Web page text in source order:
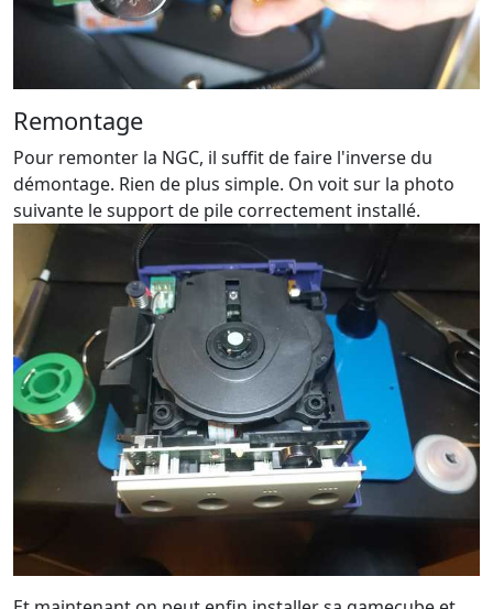
Remontage
Pour remonter la NGC, il suffit de faire l'inverse du
démontage. Rien de plus simple. On voit sur la photo
suivante le support de pile correctement installé.